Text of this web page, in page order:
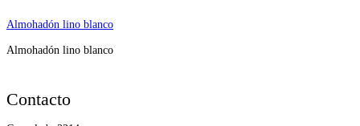
Almohadón lino blanco
Almohadón lino blanco
Contacto